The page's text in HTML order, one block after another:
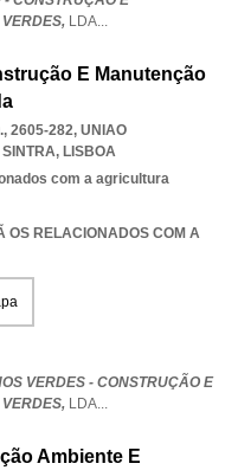
LDA...
E Manutenção
2605-282, UNIAO
, LISBOA
com a agricultura
RELACIONADOS COM A
VERDES - CONSTRUÇÃO E
LDA...
Ambiente E